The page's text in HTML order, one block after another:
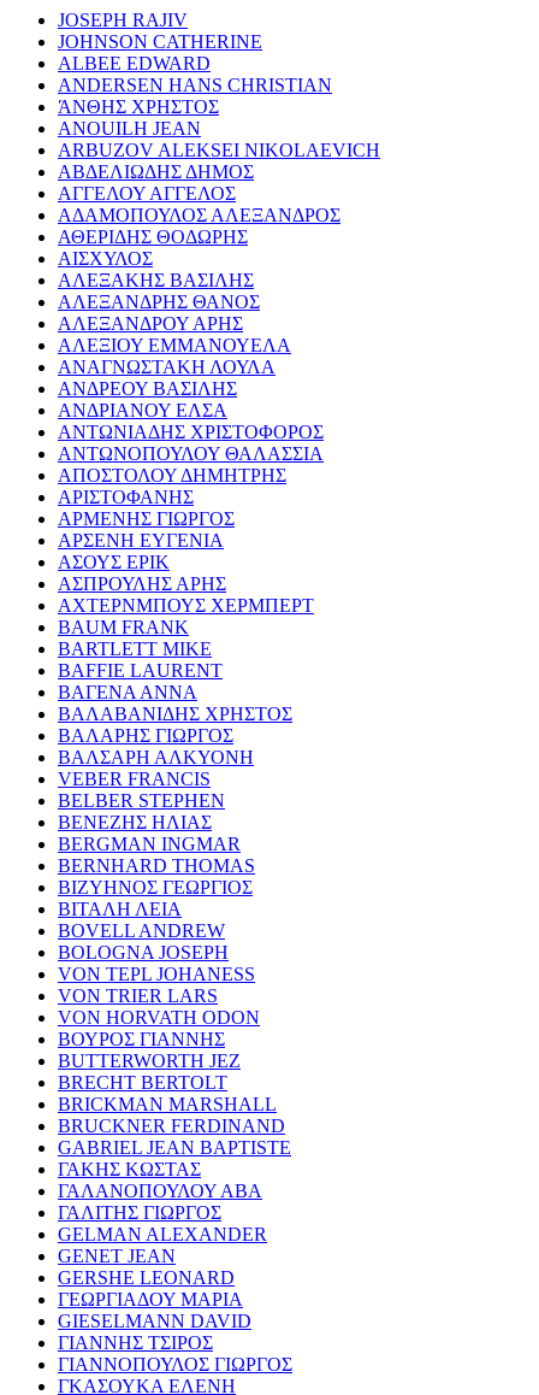
JOSEPH RAJIV
JOHNSON CATHERINE
ALBEE EDWARD
ANDERSEN HANS CHRISTIAN
ΆΝΘΗΣ ΧΡΗΣΤΟΣ
ANOUILH JEAN
ARBUZOV ALEKSEI NIKOLAEVICH
ΑΒΔΕΛΙΩΔΗΣ ΔΗΜΟΣ
ΑΓΓΕΛΟΥ ΑΓΓΕΛΟΣ
ΑΔΑΜΟΠΟΥΛΟΣ ΑΛΕΞΑΝΔΡΟΣ
ΑΘΕΡΙΔΗΣ ΘΟΔΩΡΗΣ
ΑΙΣΧΥΛΟΣ
ΑΛΕΞΑΚΗΣ ΒΑΣΙΛΗΣ
ΑΛΕΞΑΝΔΡΗΣ ΘΑΝΟΣ
ΑΛΕΞΑΝΔΡΟΥ ΑΡΗΣ
ΑΛΕΞΙΟΥ ΕΜΜΑΝΟΥΕΛΑ
ΑΝΑΓΝΩΣΤΑΚΗ ΛΟΥΛΑ
ΑΝΔΡΕΟΥ ΒΑΣΙΛΗΣ
ΑΝΔΡΙΑΝΟΥ ΕΛΣΑ
ΑΝΤΩΝΙΑΔΗΣ ΧΡΙΣΤΟΦΟΡΟΣ
ΑΝΤΩΝΟΠΟΥΛΟΥ ΘΑΛΑΣΣΙΑ
ΑΠΟΣΤΟΛΟΥ ΔΗΜΗΤΡΗΣ
ΑΡΙΣΤΟΦΑΝΗΣ
ΑΡΜΕΝΗΣ ΓΙΩΡΓΟΣ
ΑΡΣΕΝΗ ΕΥΓΕΝΙΑ
ΑΣΟΥΣ ΕΡΙΚ
ΑΣΠΡΟΥΛΗΣ ΑΡΗΣ
ΑΧΤΕΡΝΜΠΟΥΣ ΧΕΡΜΠΕΡΤ
BAUM FRANK
BARTLETT MIKE
BAFFIE LAURENT
ΒΑΓΕΝΑ ΑΝΝΑ
ΒΑΛΑΒΑΝΙΔΗΣ ΧΡΗΣΤΟΣ
ΒΑΛΑΡΗΣ ΓΙΩΡΓΟΣ
ΒΑΛΣΑΡΗ ΑΛΚΥΟΝΗ
VEBER FRANCIS
BELBER STEPHEN
ΒΕΝΕΖΗΣ ΗΛΙΑΣ
BERGMAN INGMAR
BERNHARD THOMAS
ΒΙΖΥΗΝΟΣ ΓΕΩΡΓΙΟΣ
ΒΙΤΑΛΗ ΛΕΙΑ
BOVELL ANDREW
BOLOGNA JOSEPH
VON TEPL JOHANESS
VON TRIER LARS
VON HORVATH ODON
ΒΟΥΡΟΣ ΓΙΑΝΝΗΣ
BUTTERWORTH JEZ
BRECHT BERTOLT
BRICKMAN MARSHALL
BRUCKNER FERDINAND
GABRIEL JEAN BAPTISTE
ΓΑΚΗΣ ΚΩΣΤΑΣ
ΓΑΛΑΝΟΠΟΥΛΟΥ ΑΒΑ
ΓΑΛΙΤΗΣ ΓΙΩΡΓΟΣ
GELMAN ALEXANDER
GENET JEAN
GERSHE LEONARD
ΓΕΩΡΓΙΑΔΟΥ ΜΑΡΙΑ
GIESELMANN DAVID
ΓΙΑΝΝΗΣ ΤΣΙΡΟΣ
ΓΙΑΝΝΟΠΟΥΛΟΣ ΓΙΩΡΓΟΣ
ΓΚΑΣΟΥΚΑ ΕΛΕΝΗ